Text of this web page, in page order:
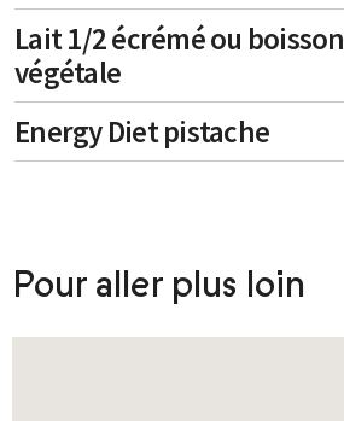
Lait 1/2 écrémé ou boisson
végétale
Energy Diet pistache
Pour aller plus loin